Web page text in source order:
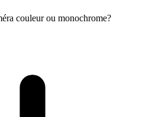
couleur ou monochrome?